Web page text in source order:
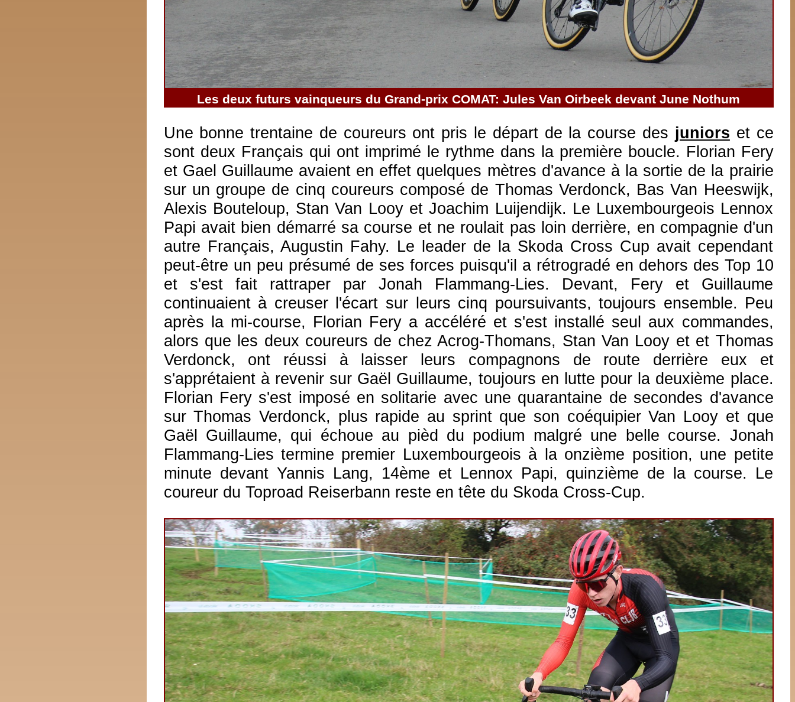
Les deux futurs vainqueurs du Grand-prix COMAT: Jules Van Oirbeek devant June Nothum
Une bonne trentaine de coureurs ont pris le départ de la course des juniors et ce
sont deux Français qui ont imprimé le rythme dans la première boucle. Florian Fery
et Gael Guillaume avaient en effet quelques mètres d'avance à la sortie de la prairie
sur un groupe de cinq coureurs composé de Thomas Verdonck, Bas Van Heeswijk,
Alexis Bouteloup, Stan Van Looy et Joachim Luijendijk. Le Luxembourgeois Lennox
Papi avait bien démarré sa course et ne roulait pas loin derrière, en compagnie d'un
autre Français, Augustin Fahy. Le leader de la Skoda Cross Cup avait cependant
peut-être un peu présumé de ses forces puisqu'il a rétrogradé en dehors des Top 10
et s'est fait rattraper par Jonah Flammang-Lies. Devant, Fery et Guillaume
continuaient à creuser l'écart sur leurs cinq poursuivants, toujours ensemble. Peu
après la mi-course, Florian Fery a accéléré et s'est installé seul aux commandes,
alors que les deux coureurs de chez Acrog-Thomans, Stan Van Looy et et Thomas
Verdonck, ont réussi à laisser leurs compagnons de route derrière eux et
s'apprétaient à revenir sur Gaël Guillaume, toujours en lutte pour la deuxième place.
Florian Fery s'est imposé en solitarie avec une quarantaine de secondes d'avance
sur Thomas Verdonck, plus rapide au sprint que son coéquipier Van Looy et que
Gaël Guillaume, qui échoue au pièd du podium malgré une belle course. Jonah
Flammang-Lies termine premier Luxembourgeois à la onzième position, une petite
minute devant Yannis Lang, 14ème et Lennox Papi, quinzième de la course. Le
coureur du Toproad Reiserbann reste en tête du Skoda Cross-Cup.